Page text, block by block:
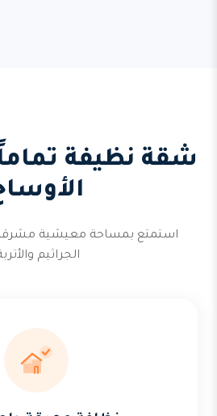
شقة نظيفة
استمتع بمساحة معيشية
الجراثيم